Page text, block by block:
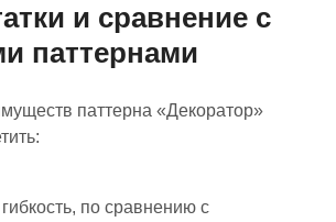
и сравнение с
паттернами
паттерна «Декоратор»
гибкость, по сравнению с